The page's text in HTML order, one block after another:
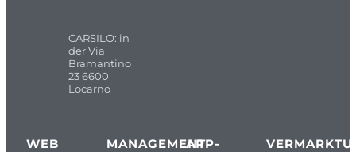
CARSILO: in
der Via
Bramantino
23 6600
Locarno
WEB MANAGEMENT
APP-